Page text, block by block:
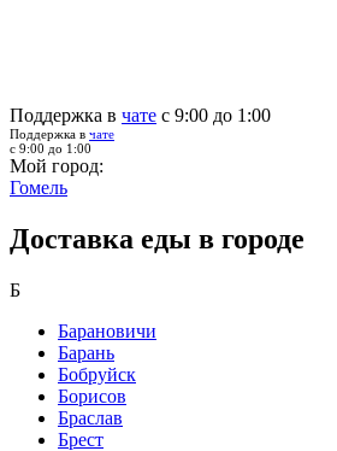
Поддержка в чате с 9:00 до 1:00
Поддержка в чате
с 9:00 до 1:00
Мой город:
Гомель
Доставка еды в городе
Б
Барановичи
Барань
Бобруйск
Борисов
Браслав
Брест